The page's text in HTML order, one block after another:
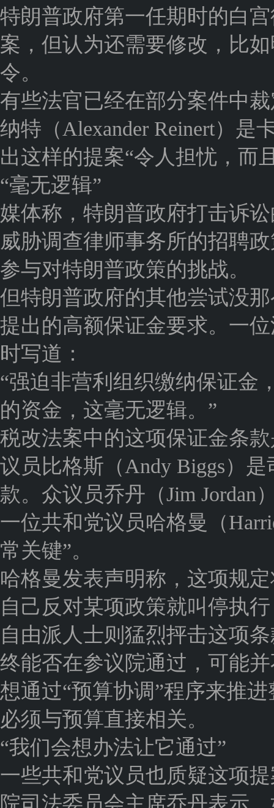
特朗普政府第一任期时的白
案，但认为还需要修改，比
令。
有些法官已经在部分案件中
纳特（Alexander Reinert）
出这样的提案“令人担忧，而
“毫无逻辑”
媒体称，特朗普政府打击诉
威胁调查律师事务所的招聘
参与对特朗普政策的挑战。
但特朗普政府的其他尝试没
提出的高额保证金要求。一
时写道：
“强迫非营利组织缴纳保证金
的资金，这毫无逻辑。”
税改法案中的这项保证金条
议员比格斯（Andy Biggs）
款。众议员乔丹（Jim Jordan
一位共和党议员哈格曼（
常关键”。
哈格曼发表声明称，这项规
自己反对某项政策就叫停执
自由派人士则猛烈抨击这项
终能否在参议院通过，可能
想通过“预算协调”程序来推
必须与预算直接相关。
“我们会想办法让它通过”
一些共和党议员也质疑这项
院司法委员会主席乔丹表示